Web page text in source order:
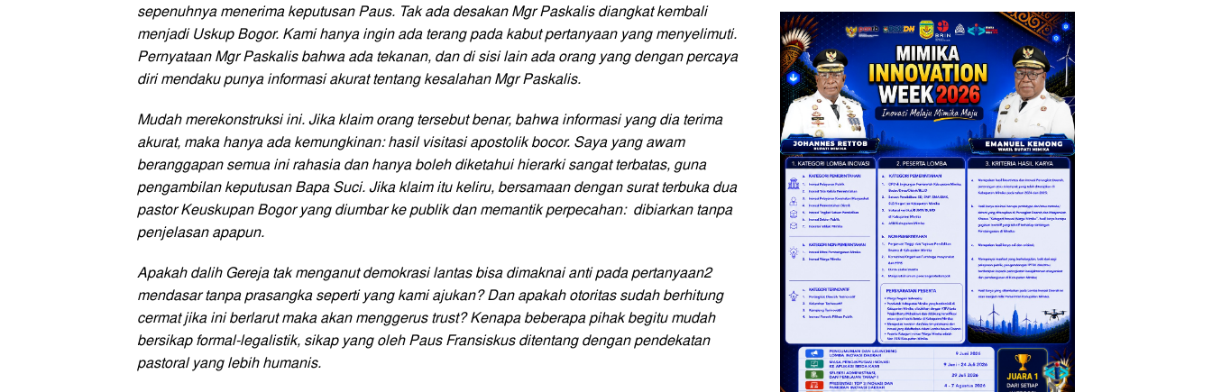
sepenuhnya menerima keputusan Paus. Tak ada desakan Mgr Paskalis diangkat kembali
menjadi Uskup Bogor. Kami hanya ingin ada terang pada kabut pertanyaan yang menyelimuti.
Pernyataan Mgr Paskalis bahwa ada tekanan, dan di sisi lain ada orang yang dengan percaya
diri mendaku punya informasi akurat tentang kesalahan Mgr Paskalis.
Mudah merekonstruksi ini. Jika klaim orang tersebut benar, bahwa informasi yang dia terima
akurat, maka hanya ada kemungkinan: hasil visitasi apostolik bocor. Saya yang awam
beranggapan semua ini rahasia dan hanya boleh diketahui hierarki sangat terbatas, guna
pengambilan keputusan Bapa Suci. Jika klaim itu keliru, bersamaan dengan surat terbuka dua
pastor Keuskupan Bogor yang diumbar ke publik dan memantik perpecahan: dibiarkan tanpa
penjelasan apapun.
Apakah dalih Gereja tak menganut demokrasi lantas bisa dimaknai anti pada pertanyaan2
mendasar tanpa prasangka seperti yang kami ajukan? Dan apakah otoritas sudah berhitung
cermat jika ini berlarut maka akan menggerus trust? Kenapa beberapa pihak begitu mudah
bersikap formal-legalistik, sikap yang oleh Paus Fransiskus ditentang dengan pendekatan
pastoral yang lebih humanis.